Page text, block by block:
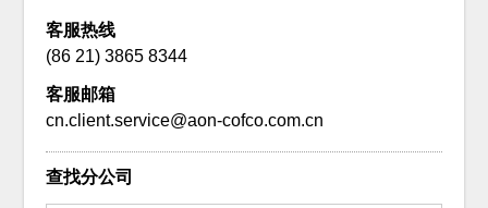
客服热线
(86 21) 3865 8344
客服邮箱
cn.client.service@aon-cofco.com.cn
查找分公司